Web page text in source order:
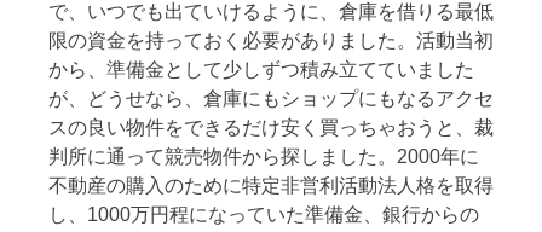
で、いつでも出ていけるように、倉庫を借りる最低
限の資金を持っておく必要がありました。活動当初
から、準備金として少しずつ積み立てていました
が、どうせなら、倉庫にもショップにもなるアクセ
スの良い物件をできるだけ安く買っちゃおうと、裁
判所に通って競売物件から探しました。2000年に
不動産の購入のために特定非営利活動法人格を取得
し、1000万円程になっていた準備金、銀行からの